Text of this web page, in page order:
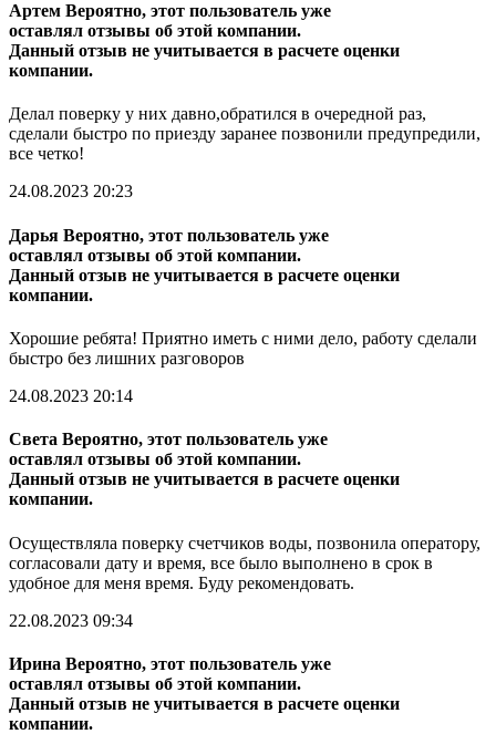
Артем Вероятно, этот пользователь уже
оставлял отзывы об этой компании.
Данный отзыв не учитывается в расчете оценки
компании.
Делал поверку у них давно,обратился в очередной раз,
сделали быстро по приезду заранее позвонили предупредили,
все четко!
24.08.2023 20:23
Дарья Вероятно, этот пользователь уже
оставлял отзывы об этой компании.
Данный отзыв не учитывается в расчете оценки
компании.
Хорошие ребята! Приятно иметь с ними дело, работу сделали
быстро без лишних разговоров
24.08.2023 20:14
Света Вероятно, этот пользователь уже
оставлял отзывы об этой компании.
Данный отзыв не учитывается в расчете оценки
компании.
Осуществляла поверку счетчиков воды, позвонила оператору,
согласовали дату и время, все было выполнено в срок в
удобное для меня время. Буду рекомендовать.
22.08.2023 09:34
Ирина Вероятно, этот пользователь уже
оставлял отзывы об этой компании.
Данный отзыв не учитывается в расчете оценки
компании.